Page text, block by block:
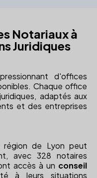
Notariaux à
Juridiques
d'offices
Chaque office
adaptés aux
et des entreprises
de Lyon peut
avec 328 notaires
accès à un conseil
à leurs situations